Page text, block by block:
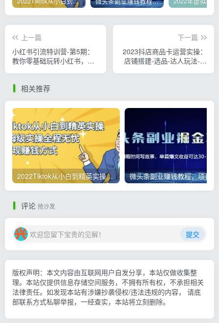
上一篇
小红书引流特训营-第5期：
教你零基础玩转小红书，逆
下一篇
2023抖店商品卡运营实操：
店铺搭建-选品-达人玩法-商
相关推荐
2022Tiktok从小白到精英实操，0-1保姆级实操全程无忧，多种变现赚钱方式
评论 抢沙发
欢迎您留下宝贵的见解！ 提交
版权声明：本文内容由互联网用户自发分享，本站仅做收集整
理。本站仅提供信息存储空间服务，不拥有所有权，不承担相关
法律责任。如发现本站有涉嫌抄袭侵权/违法违规的内容， 请底
部联系方式私聊举报，一经查实，本站将立刻删除。